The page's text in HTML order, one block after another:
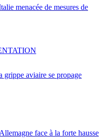
menacée de mesures de
grippe aviaire se propage
face à la forte hausse